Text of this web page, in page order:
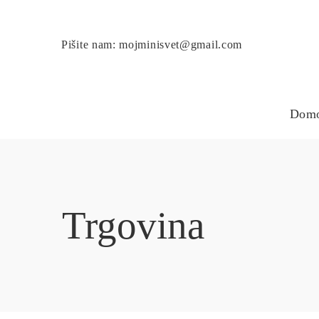
Pišite nam: mojminisvet@gmail.com
Trgovina